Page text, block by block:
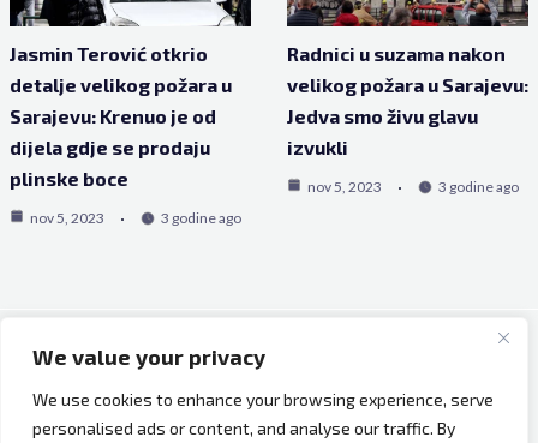
We value your privacy
We use cookies to enhance your browsing experience, serve
personalised ads or content, and analyse our traffic. By
Jasmin Terović otkrio
detalje velikog požara u
Sarajevu: Krenuo je od
dijela gdje se prodaju
plinske boce
nov 5, 2023 3 godine ago
Radnici u suzama nakon
velikog požara u Sarajevu:
Jedva smo živu glavu
izvukli
nov 5, 2023 3 godine ago
Copyright © 2026 Bh Dijaspora.
O nama
Marketing